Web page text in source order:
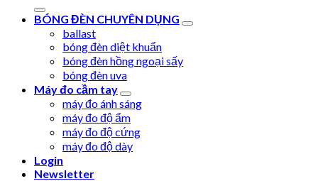
BÓNG ĐÈN CHUYÊN DỤNG
ballast
bóng đèn diệt khuẩn
bóng đèn hồng ngoại sấy
bóng đèn uva
Máy đo cầm tay
máy đo ánh sáng
máy đo độ ẩm
máy đo độ cứng
máy đo độ dày
Login
Newsletter